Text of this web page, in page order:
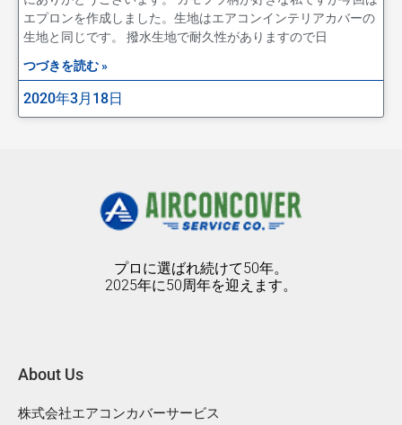
エプロンを作成しました。生地はエアコンインテリアカバーの
生地と同じです。 撥水生地で耐久性がありますので日
つづきを読む »
2020年3月18日
プロに選ばれ続けて50年。
2025年に50周年を迎えます。
About Us
株式会社エアコンカバーサービス